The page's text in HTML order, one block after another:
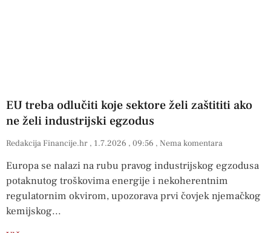
EU treba odlučiti koje sektore želi zaštititi ako
ne želi industrijski egzodus
Redakcija Financije.hr 1.7.2026 09:56 Nema komentara
Europa se nalazi na rubu pravog industrijskog egzodusa
potaknutog troškovima energije i nekoherentnim
regulatornim okvirom, upozorava prvi čovjek njemačkog
kemijskog